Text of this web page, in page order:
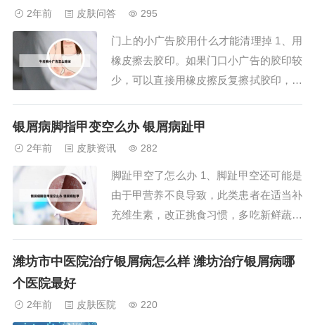
苹果的生长发育带来许多不利的影响，如
造成树冠偏斜...
2年前 皮肤问答 295
门上的小广告胶用什么才能清理掉 1、用
橡皮擦去胶印。如果门口小广告的胶印较
少，可以直接用橡皮擦反复擦拭胶印，即
印。如果门口小广告的胶印较少，可以将
的木门上，还是使用抹布保证不破坏木门
上的油漆。2...
银屑病脚指甲变空么办 银屑病趾甲
2年前 皮肤资讯 282
脚趾甲空了怎么办 1、脚趾甲空还可能是
由于甲营养不良导致，此类患者在适当补
充维生素，改正挑食习惯，多吃新鲜蔬菜
解。此外，这种情况还可能是由于真菌感
可能是缺钙、外伤等原因所致，需要采取
潍坊市中医院治疗银屑病怎么样 潍坊治疗银屑病哪
个医院最好
2年前 皮肤医院 220